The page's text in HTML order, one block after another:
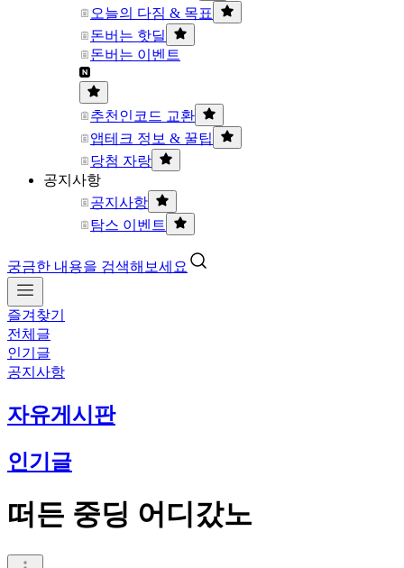
오늘의 다짐 & 목표
돈버는 핫딜
돈버는 이벤트
추천인코드 교환
앱테크 정보 & 꿀팁
당첨 자랑
공지사항
공지사항
탐스 이벤트
궁금한 내용을 검색해보세요
즐겨찾기
전체글
인기글
공지사항
자유게시판
인기글
떠든 중딩 어디갔노